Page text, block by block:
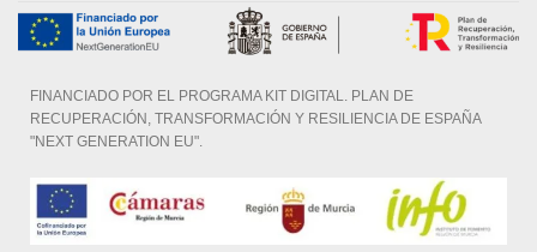
FINANCIADO POR EL PROGRAMA KIT DIGITAL. PLAN DE
RECUPERACIÓN, TRANSFORMACIÓN Y RESILIENCIA DE ESPAÑA
"NEXT GENERATION EU".